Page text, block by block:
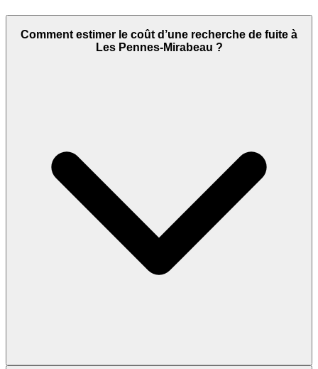
Comment estimer le coût d’une recherche de fuite à
Les Pennes-Mirabeau ?